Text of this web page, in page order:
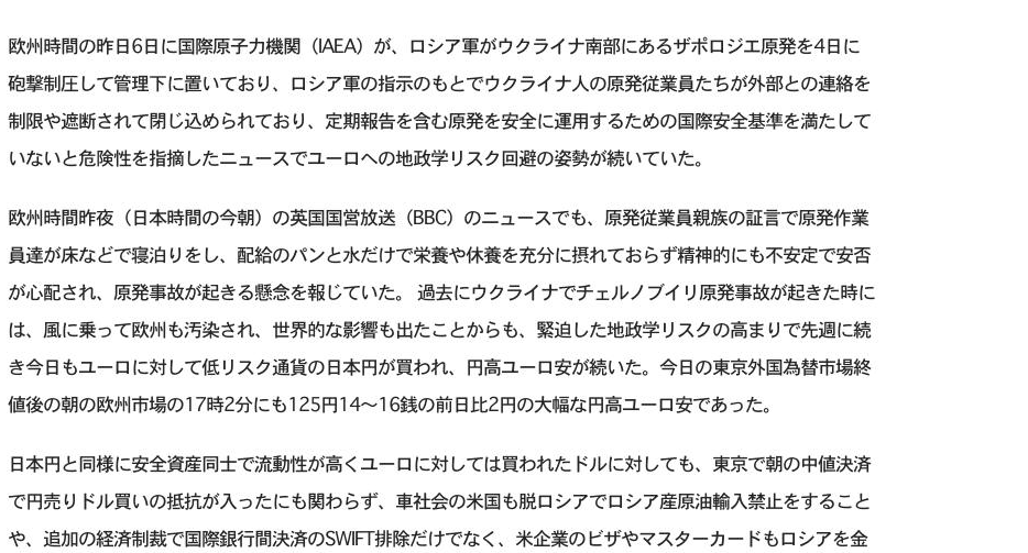
欧州時間の昨日6日に国際原子力機関（IAEA）が、ロシア軍がウクライナ南部にあるザポロジエ原発を4日に
砲撃制圧して管理下に置いており、ロシア軍の指示のもとでウクライナ人の原発従業員たちが外部との連絡を
制限や遮断されて閉じ込められており、定期報告を含む原発を安全に運用するための国際安全基準を満たして
いないと危険性を指摘したニュースでユーロへの地政学リスク回避の姿勢が続いていた。
欧州時間昨夜（日本時間の今朝）の英国国営放送（BBC）のニュースでも、原発従業員親族の証言で原発作業
員達が床などで寝泊りをし、配給のパンと水だけで栄養や休養を充分に摂れておらず精神的にも不安定で安否
が心配され、原発事故が起きる懸念を報じていた。 過去にウクライナでチェルノブイリ原発事故が起きた時に
は、風に乗って欧州も汚染され、世界的な影響も出たことからも、緊迫した地政学リスクの高まりで先週に続
き今日もユーロに対して低リスク通貨の日本円が買われ、円高ユーロ安が続いた。今日の東京外国為替市場終
値後の朝の欧州市場の17時2分にも125円14〜16銭の前日比2円の大幅な円高ユーロ安であった。
日本円と同様に安全資産同士で流動性が高くユーロに対しては買われたドルに対しても、東京で朝の中値決済
で円売りドル買いの抵抗が入ったにも関わらず、車社会の米国も脱ロシアでロシア産原油輸入禁止をすること
や、追加の経済制裁で国際銀行間決済のSWIFT排除だけでなく、米企業のビザやマスターカードもロシアを金